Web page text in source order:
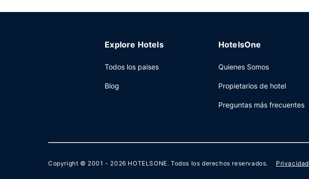
Explore Hotels
Todos los paises
Blog
HotelsOne
Quienes Somos
Propietarios de hotel
Preguntas más frecuentes
Copyright © 2001 - 2026 HOTELSONE. Todos los derechos reservados. Privacidad